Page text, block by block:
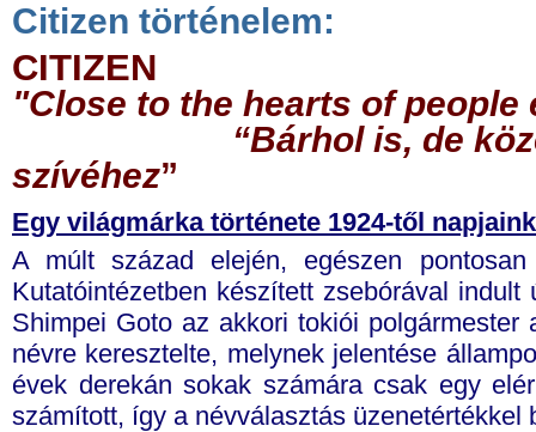
Citizen történelem:
CITIZEN
"Close to the hearts of people
“Bárhol is, de közel
szívéhez”
Egy világmárka története 1924-től
A múlt század elején, egészen
Kutatóintézetben készített zsebórával
Shimpei Goto az akkori tokiói
névre keresztelte, melynek jelentése
évek derekán sokak számára csak egy
számított, így a névválasztás üzenetértékkel